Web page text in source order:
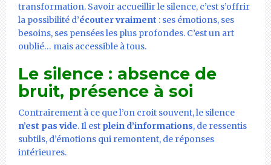
transformation. Savoir accueillir le silence, c’est s’offrir
la possibilité d’écouter vraiment : ses émotions, ses
besoins, ses pensées les plus profondes. C’est un art
oublié… mais accessible à tous.
Le silence : absence de
bruit, présence à soi
Contrairement à ce que l’on croit souvent, le silence
n’est pas vide. Il est plein d’informations, de ressentis
subtils, d’émotions qui remontent, de réponses
intérieures.